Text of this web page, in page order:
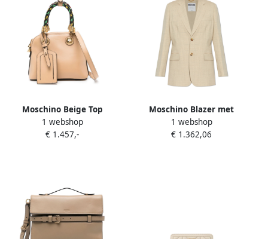
Moschino Beige Top
Handvat Schoudertas Beige
Dames
1 webshop
€ 1.457,-
Moschino Blazer met
ruitpatroon Beige Dames
1 webshop
€ 1.362,06